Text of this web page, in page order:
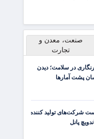
صنعت، معدن و
تجارت
در سلامت؛ دیدن
پشت آمارها
شرکت‌های تولید کننده
پانل